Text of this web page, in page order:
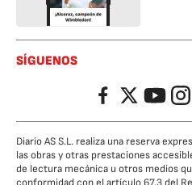
SÍGUENOS
FacebookTwitterYouTube
Diario AS S.L. realiza una reserva
las obras y otras prestaciones
de lectura mecánica u otros medios